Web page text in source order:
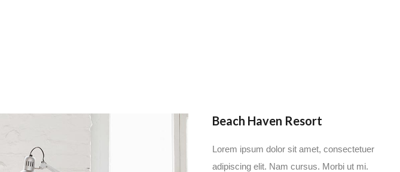
Beach Haven Resort
Lorem ipsum dolor sit amet, consectetuer
adipiscing elit. Nam cursus. Morbi ut mi.